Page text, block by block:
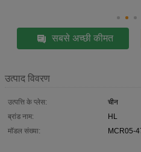
सबसे अच्छी कीमत
उत्पाद विवरण
उत्पत्ति के प्लेस:
चीन
ब्रांड नाम:
HL
मॉडल संख्या:
MCR05-